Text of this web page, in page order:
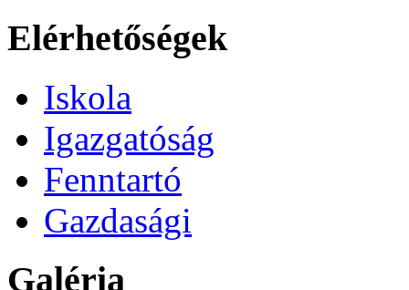
Elérhetőségek
Iskola
Igazgatóság
Fenntartó
Gazdasági
Galéria